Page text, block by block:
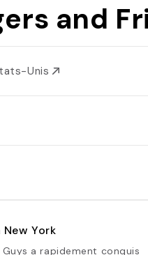
and
Unis
York
a rapidement conquis